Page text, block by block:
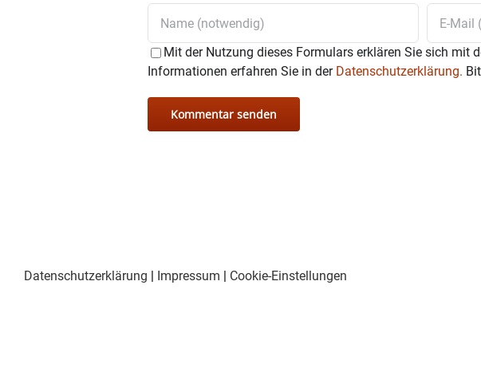
Mit der Nutzung dieses Formulars erklären Sie sich mit
Informationen erfahren Sie in der Datenschutzerklärung.
Datenschutzerklärung | Impressum | Cookie-Einstellungen